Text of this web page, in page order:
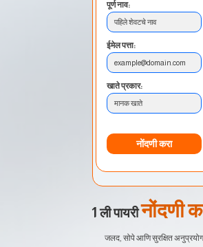
पूर्ण नाव:
पहिले शेवटचे नाव
ईमेल पत्ता:
example@domain.com
खाते प्रकार:
मानक खाते
नोंदणी करा
1 ली पायरीनोंदणी
जलद, सोपे आणि सुरक्षित अनुप्रयोग